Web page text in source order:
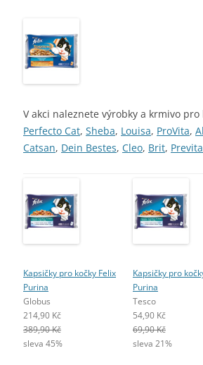
V akci naleznete výrobky a krmivo pro
Perfecto Cat, Sheba, Louisa, ProVita,
Catsan, Dein Bestes, Cleo, Brit,
Kapsičky pro kočky Felix
Purina
Globus
214,90 Kč
389,90 Kč
sleva 45%
Kapsičky pro
Purina
Tesco
54,90 Kč
69,90 Kč
sleva 21%